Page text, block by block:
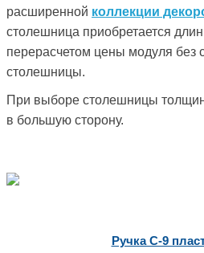
расширенной коллекции
столешница приобретается
перерасчетом цены модуля без
столешницы.
При выборе столешницы
в большую сторону.
Ручка С-9